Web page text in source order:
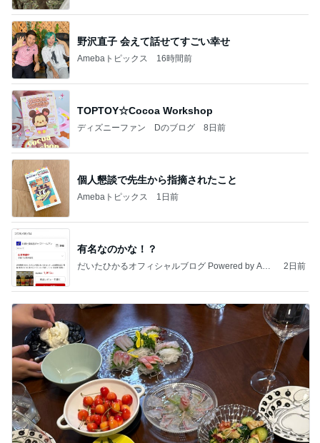
野沢直子 会えて話せてすごい幸せ
Amebaトピックス 16時間前
TOPTOY☆Cocoa Workshop
ディズニーファン Dのブログ 8日前
個人懇談で先生から指摘されたこと
Amebaトピックス 1日前
有名なのかな！？
だいたひかるオフィシャルブログ Powered by Ame
2日前